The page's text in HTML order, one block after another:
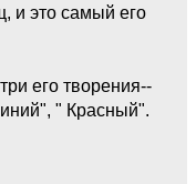
и это самый его
его творения--
" Красный".